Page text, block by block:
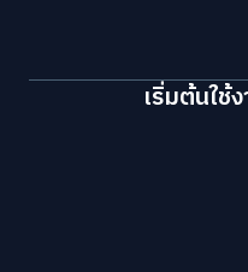
เริ่มต้นใช้